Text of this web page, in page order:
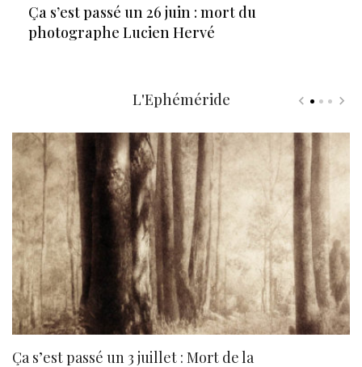
Ça s’est passé un 26 juin : mort du
photographe Lucien Hervé
L'Ephéméride
Ça s’est passé un 3 juillet : Mort de la